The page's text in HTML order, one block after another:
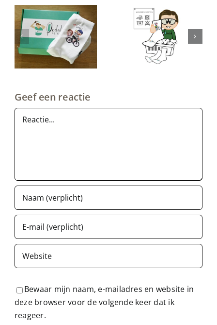
Houd je
wielrensokken in
topvorm:
praktische
onderhoudstips
voor de perfecte
Geef een reactie
Reactie
Bewaar mijn naam, e-mailadres en website in
deze browser voor de volgende keer dat ik
reageer.